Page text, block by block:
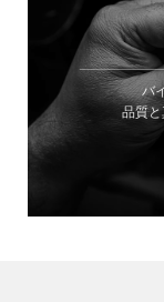
バ
品質と